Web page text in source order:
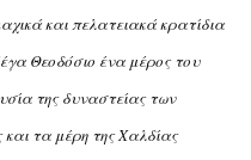
και πελατειακά κρατίδια
Θεοδόσιο ένα μέρος του
της δυναστείας των
τα μέρη της Xαλδίας